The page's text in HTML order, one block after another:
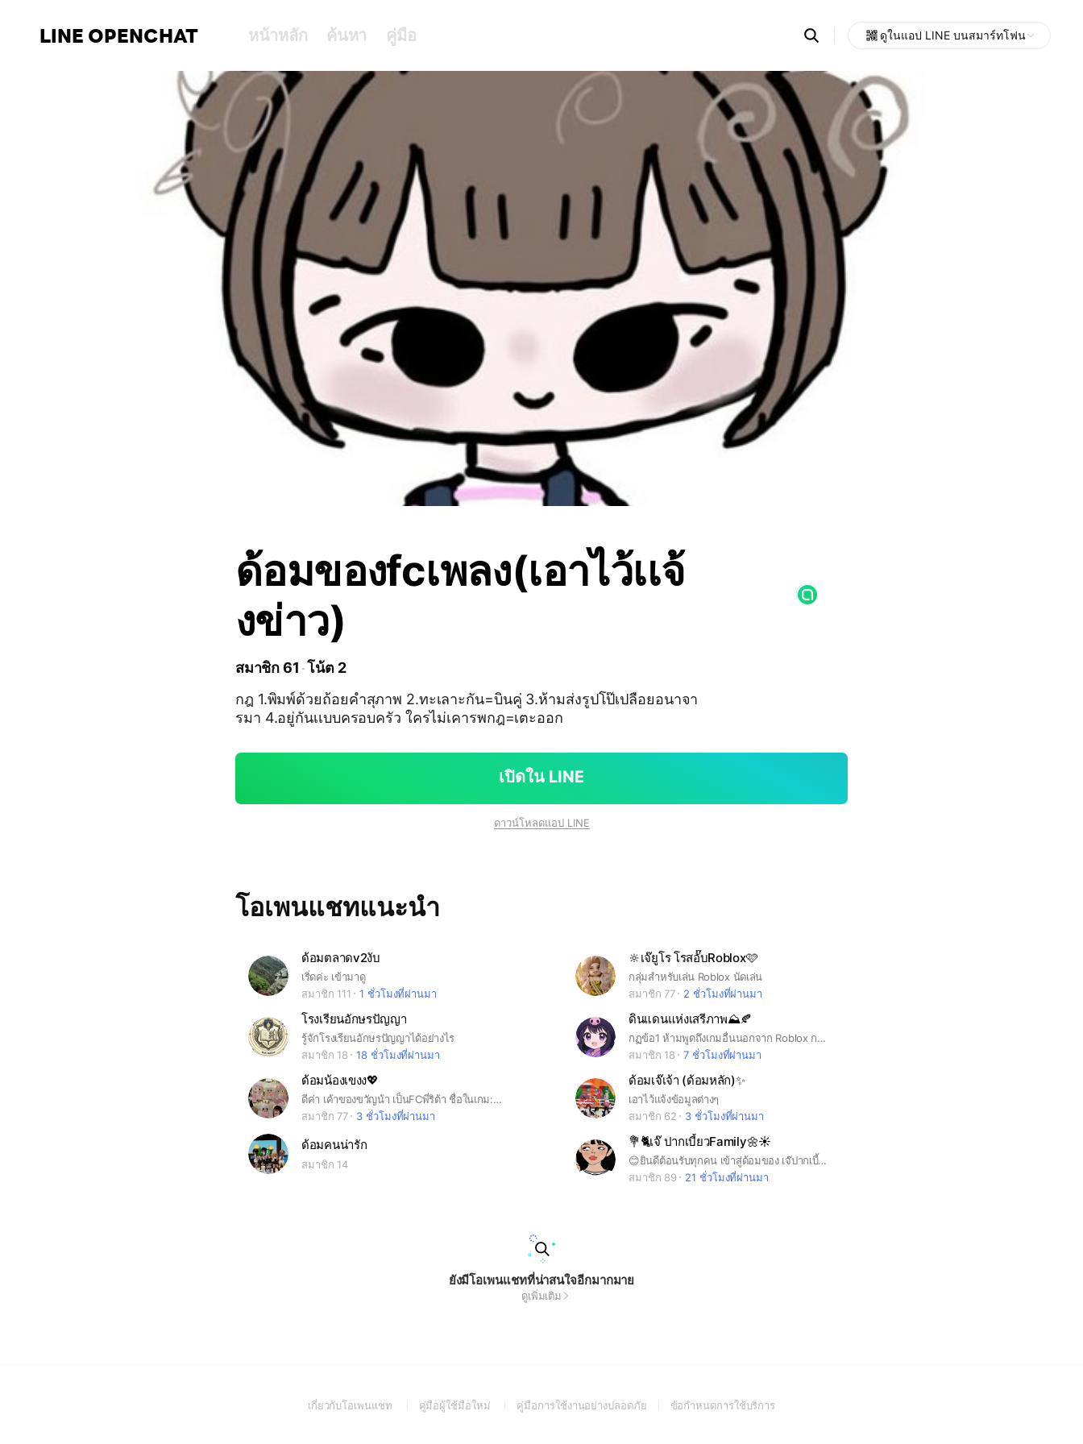
LINE OPENCHAT หน้าหลัก ค้นหา คู่มือ Search
OpenChats
messages
search
ดูในแอป LINE บนสมาร์ทโฟน
ด้อมของfcเพลง(เอาไว้เเจ้
งข่าว)
สมาชิก 61 โน้ต 2
กฎ 1.พิมพ์ด้วยถ้อยคำสุภาพ 2.ทะเลาะกัน=บินคู่ 3.ห้ามส่งรูปโป๊เปลือยอนาจา
รมา 4.อยู่กันเเบบครอบครัว ใครไม่เคารพกฎ=เตะออก
เปิดใน LINE
ดาวน์โหลดแอป LINE
โอเพนแชทแนะนำ
ด้อมตลาดv2งับ
เริ่ดค่ะ เข้ามาดู
สมาชิก 111
1 ชั่วโมงที่ผ่านมา
🔆เจ๊ยูโร โรสอั๊บRoblox🩷
กลุ่มสำหรับเล่น Roblox นัดเล่น
สมาชิก 77
2 ชั่วโมงที่ผ่านมา
โรงเรียนอักษรปัญญา
รู้จักโรงเรียนอักษรปัญญาได้อย่างไร
สมาชิก 18
18 ชั่วโมงที่ผ่านมา
ดินแดนแห่งเสรีภาพ⛰️🍂
กฏข้อ1 ห้ามพูดถึงเกมอื่นนอกจาก Roblox กฏข้อ2 ห้ามนินทาคนอื่น ทะเลาะวิวาท กฏข้อ3 จากข้อ2 ห้ามบูลลี่คนอื่นเช่น ดำ อ้วน กฏมีแค่นี้แหละ หวังว่าจะทำได้นะ
สมาชิก 18
7 ชั่วโมงที่ผ่านมา
ด้อมน้องเขงง💖
ดีค่า เค้าของขวัญน้า เป็นFCพี่ริต้า ชื่อในเกม: Klongkwan_kitcat ปล.ตอบคำถาทให้หมดไม่งั้นจะไม่ได้เข้านะคะ
สมาชิก 77
3 ชั่วโมงที่ผ่านมา
ด้อมเจ๊เจ้า (ด้อมหลัก)✨
เอาไว้แจ้งข้อมูลต่างๆ
สมาชิก 62
3 ชั่วโมงที่ผ่านมา
ด้อมคนน่ารัก
สมาชิก 14
💐🐈เจ๊ ปากเบี้ยวFamily🌼☀️
😊ยินดีต้อนรับทุกคน เข้าสู่ด้อมของ เจ๊ปากเบี้ยว 🫦คร่ะ📍กฏของกลุ่มนี้คือ📍1.ห้ามเกิดการทะเลาะวิวาตกัน🤬2.ห้ามส่งลิ้งอะไรก็ตามเกิน1ชม.⏰3.ไม่ว่าจะเกิดอะไรขึ้น เราทุกคนต้องช่วยกันแก้ไขปัญหา🤑4.ถ้าจะไลฟ์ทอร์กให้ทักมาหาเจ๊ หรือ จะทักไปในด้อมก็ได้😻5.ใครมีข้อเสนอชื่อ เรื่องละครสามารถ ทักมาในด้อมได้ คร่ะ🎥🎬 ใครฝ่าฝืนจะถูกเตะออกทันทีคร่ะ🫶🏻🙌🏻
สมาชิก 89
21 ชั่วโมงที่ผ่านมา
ยังมีโอเพนแชทที่น่าสนใจอีกมากมาย
ดูเพิ่มเติม
เกี่ยวกับโอเพนแชท
(Openคู่มือผู้ใช้มือใหม่
(Openคู่มือการใช้งานอย่างปลอดภัย(Openข้อกำหนดการใช้บริการ(Open